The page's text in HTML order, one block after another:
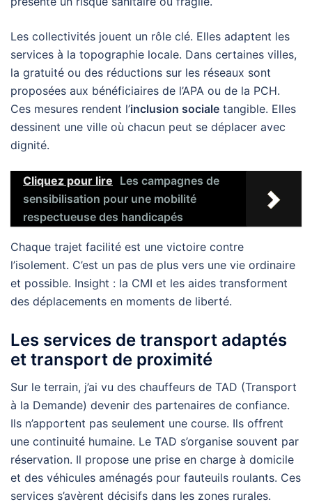
Les collectivités jouent un rôle clé. Elles adaptent les
services à la topographie locale. Dans certaines villes,
la gratuité ou des réductions sur les réseaux sont
proposées aux bénéficiaires de l’APA ou de la PCH.
Ces mesures rendent l’inclusion sociale tangible. Elles
dessinent une ville où chacun peut se déplacer avec
dignité.
Cliquez pour lire Les campagnes de
sensibilisation pour une mobilité
respectueuse des handicapés
Chaque trajet facilité est une victoire contre
l’isolement. C’est un pas de plus vers une vie ordinaire
et possible. Insight : la CMI et les aides transforment
des déplacements en moments de liberté.
Les services de transport adaptés
et transport de proximité
Sur le terrain, j’ai vu des chauffeurs de TAD (Transport
à la Demande) devenir des partenaires de confiance.
Ils n’apportent pas seulement une course. Ils offrent
une continuité humaine. Le TAD s’organise souvent par
réservation. Il propose une prise en charge à domicile
et des véhicules aménagés pour fauteuils roulants. Ces
services s’avèrent décisifs dans les zones rurales.